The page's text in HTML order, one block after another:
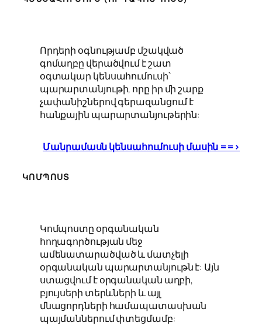
Որդերի օգնությամբ մշակված
գոմաղբը վերածվում է շատ
օգտակար կենսահումուսի՝
պարարտանյութի, որը իր մի շարք
չափանիշներով գերազանցում է
հանքային պարարտանյութերին:
Մանրամասն կենսահումուսի մասին ==>
ԿՈՄՊՈՍՏ
Կոմպոստը օրգանական
հողագործության մեջ
ամենատարածված և մատչելի
օրգանական պարարտանյութն է: Այն
ստացվում է օրգանական աղբի,
բյույսերի տերևների և այլ
մնացորդների համապատասխան
պայմաններում փտեցմամբ: